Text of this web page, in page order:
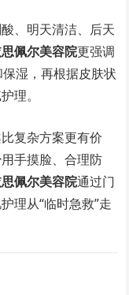
、明天清洁、后天
佩尔美容院更强调
湿，再根据皮肤状
理。
复杂方案更有价
手摸脸、合理防
佩尔美容院通过门
理从“临时急救”走